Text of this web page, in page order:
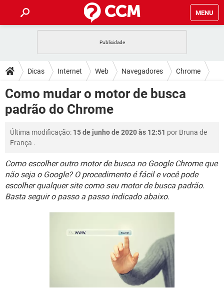
MENU
CELULAR FACEBOOK
OUTLOOK EXCEL
INSTAGRAM
DICAS
JOGOS
CELULAR FACEBOOK
INSTAGRAM GMAIL
DOWNLOADS
JOGOS
OUTLOOK
INSTAGRAM
GUIA DE COMPRAS
FÓRUM
JOGOS WHATSAPP
OUTLOOK EXCEL
INSTAGRAM GMAIL
GUIA DE COMPRAS
GLOSSÁRIO
JOGOS WHATSAPP
CELULAR FACEBOOK
OUTLOOK EXCEL
Dicas Internet Web Navegadores Chrome
Como mudar o motor de busca
padrão do Chrome
Última modificação: 15 de junho de 2020 às 12:51 por Bruna de
França .
Como escolher outro motor de busca no Google Chrome que
não seja o Google? O procedimento é fácil e você pode
escolher qualquer site como seu motor de busca padrão.
Basta seguir o passo a passo indicado abaixo.